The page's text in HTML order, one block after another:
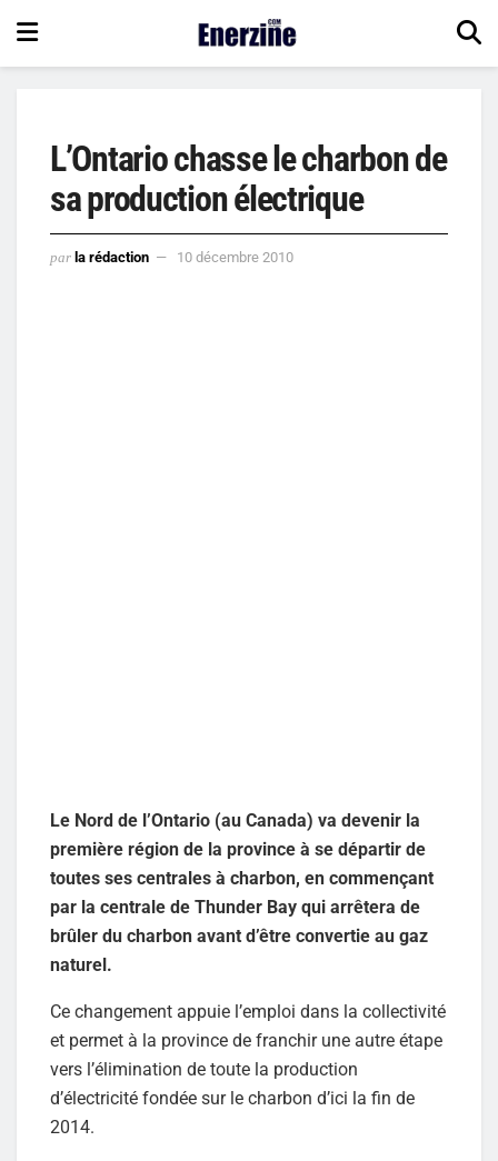
L’Ontario chasse le charbon de
sa production électrique
par la rédaction 10 décembre 2010
Le Nord de l’Ontario (au Canada) va devenir la
première région de la province à se départir de
toutes ses centrales à charbon, en commençant
par la centrale de Thunder Bay qui arrêtera de
brûler du charbon avant d’être convertie au gaz
naturel.
Ce changement appuie l’emploi dans la collectivité
et permet à la province de franchir une autre étape
vers l’élimination de toute la production
d’électricité fondée sur le charbon d’ici la fin de
2014.